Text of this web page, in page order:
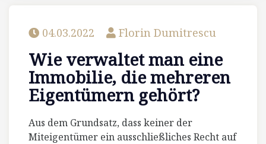
04.03.2022 Florin Dumitrescu
Wie verwaltet man eine
Immobilie, die mehreren
Eigentümern gehört?
Aus dem Grundsatz, dass keiner der
Miteigentümer ein ausschließliches Recht auf